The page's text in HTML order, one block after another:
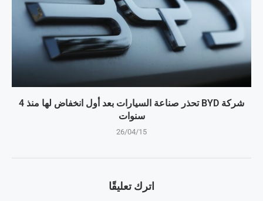
شركة BYD تحذر صناعة السيارات بعد أول انخفاض لها منذ 4
سنوات
26/04/15
اترك تعليقًا